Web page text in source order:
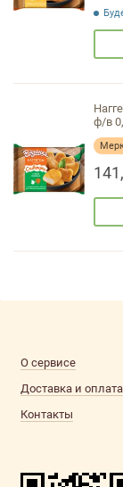
ф/в
О сервисе
Доставка и оплата
Контакты